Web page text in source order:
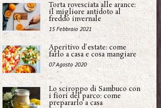
Torta rovesciata alle arance:
il migliore antidoto al
freddo invernale
15 Febbraio 2021
Aperitivo d'estate: come
farlo a casa e cosa mangiare
07 Agosto 2020
Lo sciroppo di Sambuco con
i fiori del parco: come
prepararlo a casa